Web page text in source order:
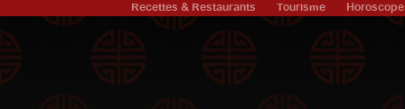
Recettes & Restaurants Tourisme Horoscope